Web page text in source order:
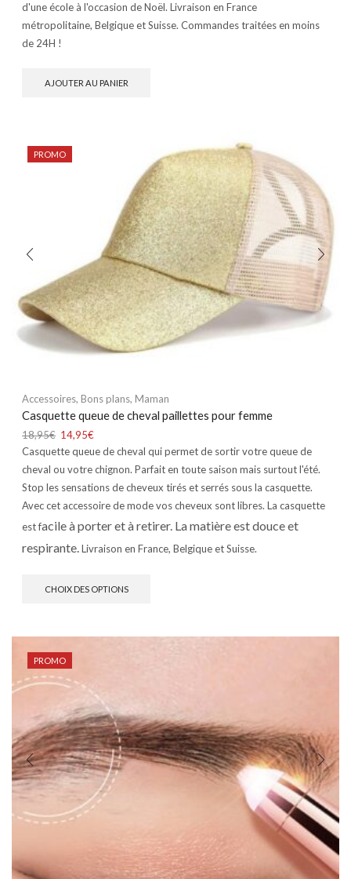
d'une école à l'occasion de Noël. Livraison en France
métropolitaine, Belgique et Suisse. Commandes traitées en moins
de 24H !
AJOUTER AU PANIER
PROMO
Accessoires, Bons plans, Maman
Casquette queue de cheval paillettes pour femme
18,95€ 14,95€
Casquette queue de cheval qui permet de sortir votre queue de
cheval ou votre chignon. Parfait en toute saison mais surtout l'été.
Stop les sensations de cheveux tirés et serrés sous la casquette.
Avec cet accessoire de mode vos cheveux sont libres. La casquette
est facile à porter et à retirer. La matière est douce et
respirante.Livraison en France, Belgique et Suisse.
CHOIX DES OPTIONS
PROMO